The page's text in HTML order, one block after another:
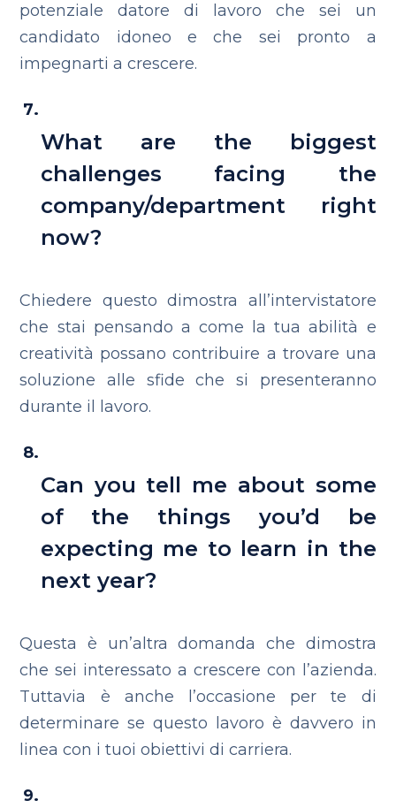
potenziale datore di lavoro che sei un
candidato idoneo e che sei pronto a
impegnarti a crescere.
What are the biggest
challenges facing the
company/department right
now?
Chiedere questo dimostra all’intervistatore
che stai pensando a come la tua abilità e
creatività possano contribuire a trovare una
soluzione alle sfide che si presenteranno
durante il lavoro.
Can you tell me about some
of the things you’d be
expecting me to learn in the
next year?
Questa è un’altra domanda che dimostra
che sei interessato a crescere con l’azienda.
Tuttavia è anche l’occasione per te di
determinare se questo lavoro è davvero in
linea con i tuoi obiettivi di carriera.